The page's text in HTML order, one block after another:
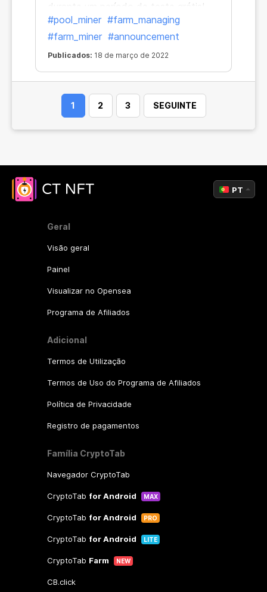
durante um período de teste grátis!
#pool_miner #farm_managing
#farm_miner #announcement
Publicados: 18 de março de 2022
1 2 3 SEGUINTE
Geral
Visão geral
Painel
Visualizar no Opensea
Programa de Afiliados
Adicional
Termos de Utilização
Termos de Uso do Programa de Afiliados
Política de Privacidade
Registro de pagamentos
Família CryptoTab
Navegador CryptoTab
CryptoTab for Android MAX
CryptoTab for Android PRO
CryptoTab for Android LITE
CryptoTab Farm NEW
CB.click
PT